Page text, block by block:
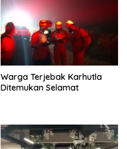
Warga Terjebak Karhutla
Ditemukan Selamat